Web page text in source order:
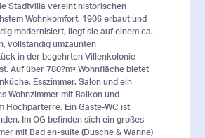
Stadtvilla vereint historischen
Wohnkomfort. 1906 erbaut und
modernisiert, liegt sie auf einem ca.
vollständig umzäunten
in der begehrten Villenkolonie
Auf über 780?m² Wohnfläche bietet
Esszimmer, Salon und ein
Wohnzimmer mit Balkon und
Hochparterre. Ein Gäste-WC ist
Im OG befinden sich ein großes
mit Bad en-suite (Dusche & Wanne)